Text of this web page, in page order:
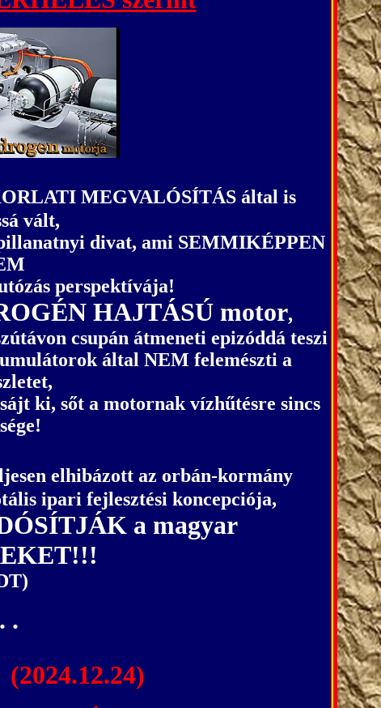
MEGVALÓSÍTÁS által is
vált,
divat, ami SEMMIKÉPPEN
perspektívája!
HAJTÁSÚ motor,
csupán átmeneti epizóddá teszi
által NEM felemészti a
ki, sőt a motornak vízhűtésre sincs
elhibázott az orbán-kormány
ipari fejlesztési koncepciója,
a magyar
.
(2024.12.24)